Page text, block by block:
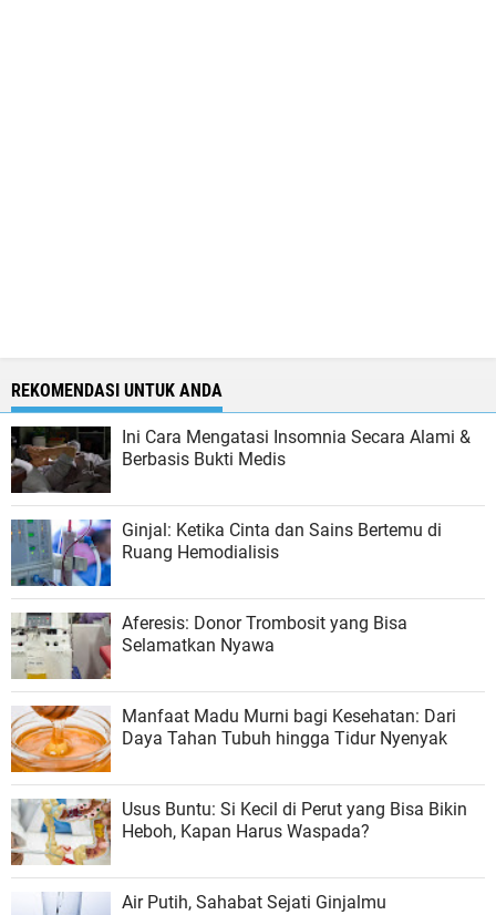
REKOMENDASI UNTUK ANDA
Ini Cara Mengatasi Insomnia Secara Alami &
Berbasis Bukti Medis
Ginjal: Ketika Cinta dan Sains Bertemu di
Ruang Hemodialisis
Aferesis: Donor Trombosit yang Bisa
Selamatkan Nyawa
Manfaat Madu Murni bagi Kesehatan: Dari
Daya Tahan Tubuh hingga Tidur Nyenyak
Usus Buntu: Si Kecil di Perut yang Bisa Bikin
Heboh, Kapan Harus Waspada?
Air Putih, Sahabat Sejati Ginjalmu